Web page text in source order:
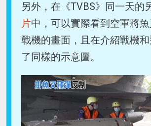
另外，在《TVBS》同一天的
片中，可以實際看到空軍將
戰機的畫面，且在介紹戰機
了同樣的示意圖。